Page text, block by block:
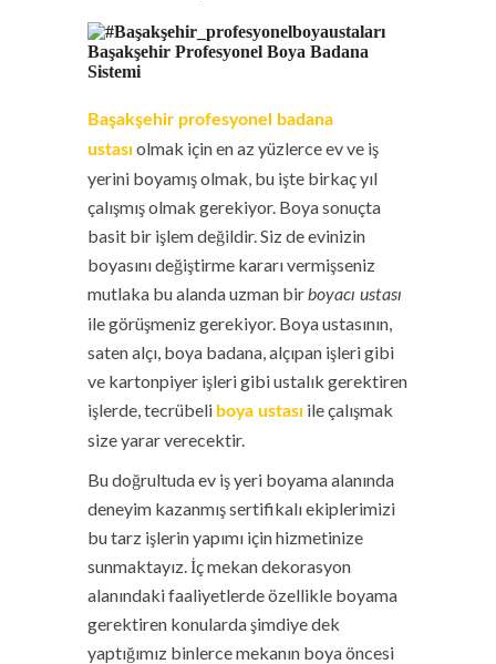
Başakşehir Profesyonel Boya Badana
Sistemi
Başakşehir profesyonel badana
ustası olmak için en az yüzlerce ev ve iş
yerini boyamış olmak, bu işte birkaç yıl
çalışmış olmak gerekiyor. Boya sonuçta
basit bir işlem değildir. Siz de evinizin
boyasını değiştirme kararı vermişseniz
mutlaka bu alanda uzman birboyacı ustası
ile görüşmeniz gerekiyor. Boya ustasının,
saten alçı, boya badana, alçıpan işleri gibi
ve kartonpiyer işleri gibi ustalık gerektiren
işlerde, tecrübeli boya ustası ile çalışmak
size yarar verecektir.
Bu doğrultuda ev iş yeri boyama alanında
deneyim kazanmış sertifikalı ekiplerimizi
bu tarz işlerin yapımı için hizmetinize
sunmaktayız. İç mekan dekorasyon
alanındaki faaliyetlerde özellikle boyama
gerektiren konularda şimdiye dek
yaptığımız binlerce mekanın boya öncesi